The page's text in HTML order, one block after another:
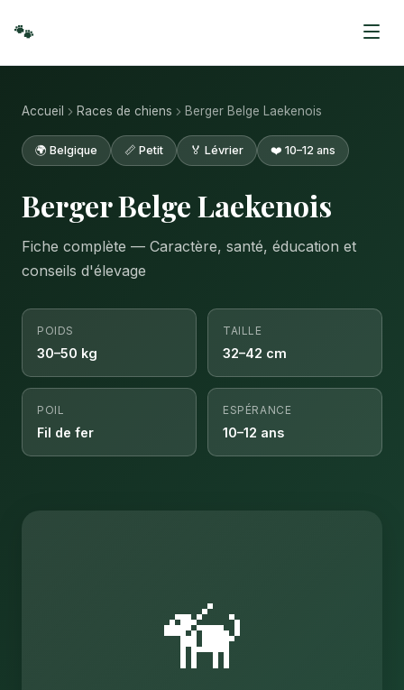
🐾
Accueil Races de chiens Berger Belge Laekenois
🌍 Belgique 📏 Petit 🏅 Lévrier ❤️ 10–12 ans
Berger Belge Laekenois
Fiche complète — Caractère, santé, éducation et
conseils d'élevage
POIDS
30–50 kg
TAILLE
32–42 cm
POIL
Fil de fer
ESPÉRANCE
10–12 ans
🦮